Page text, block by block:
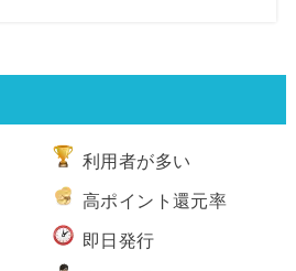
利用者が多い
高ポイント還元率
即日発行